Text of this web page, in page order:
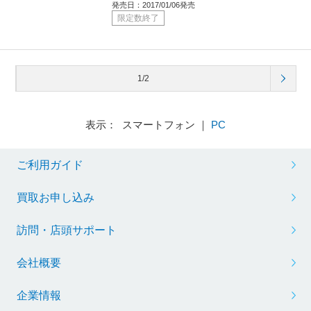
発売日：2017/01/06発売
限定数終了
1/2
表示： スマートフォン ｜ PC
ご利用ガイド
買取お申し込み
訪問・店頭サポート
会社概要
企業情報